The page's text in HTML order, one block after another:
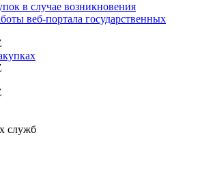
в случае возникновения
веб-портала государственных
служб